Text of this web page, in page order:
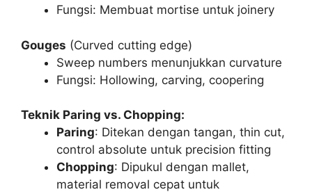
Fungsi: Membuat mortise untuk joinery
Gouges (Curved cutting edge)
Sweep numbers menunjukkan curvature
Fungsi: Hollowing, carving, coopering
Teknik Paring vs. Chopping:
Paring: Ditekan dengan tangan, thin cut,
control absolute untuk precision fitting
Chopping: Dipukul dengan mallet,
material removal cepat untuk